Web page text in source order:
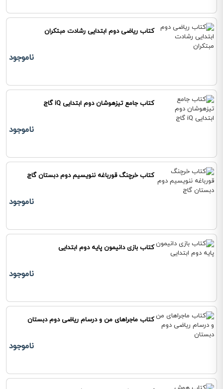
کتاب ریاضی دوم ابتدایی رشادت مبتکران
ناموجود
کتاب جامع تیزهوشان دوم ابتدایی iQ گاج
ناموجود
کتاب خرچنگ قورباغه ننویسیم دوم دبستان گاج
ناموجود
کتاب بازی دانیمون پایه دوم ابتدایی
ناموجود
کتاب ماجراهای من و درسام ریاضی دوم دبستان
ناموجود